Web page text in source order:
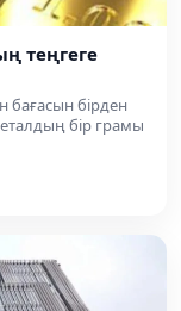
теңгеге
бағасын бірден
бір грамы